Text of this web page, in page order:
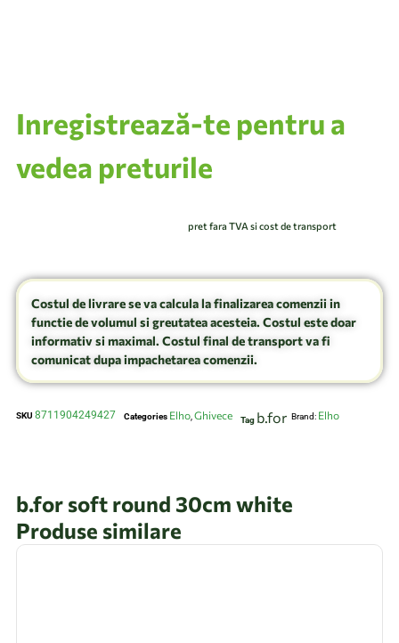
Inregistrează-te pentru a
vedea preturile
pret fara TVA si cost de transport
Costul de livrare se va calcula la finalizarea comenzii in
functie de volumul si greutatea acesteia. Costul este doar
informativ si maximal. Costul final de transport va fi
comunicat dupa impachetarea comenzii.
SKU 8711904249427 Categories Elho Ghivece Tag b.for Brand: Elho
b.for soft round 30cm white
Produse similare